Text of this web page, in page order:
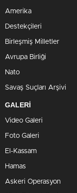
Amerika
Destekçileri
Birleşmiş Milletler
Avrupa Birliği
Nato
Savaş Suçları Arşivi
GALERİ
Video Galeri
Foto Galeri
El-Kassam
Hamas
Askeri Operasyon